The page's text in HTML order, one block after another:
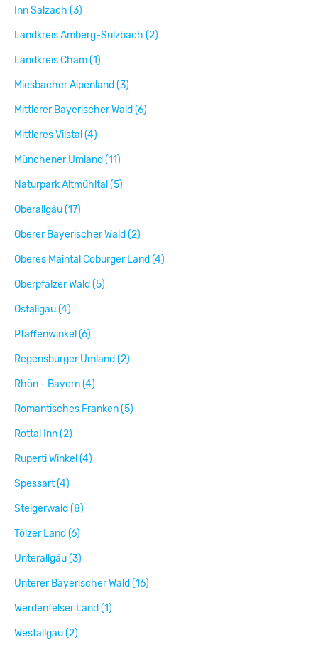
Inn Salzach (3)
Landkreis Amberg-Sulzbach (2)
Landkreis Cham (1)
Miesbacher Alpenland (3)
Mittlerer Bayerischer Wald (6)
Mittleres Vilstal (4)
Münchener Umland (11)
Naturpark Altmühltal (5)
Oberallgäu (17)
Oberer Bayerischer Wald (2)
Oberes Maintal Coburger Land (4)
Oberpfälzer Wald (5)
Ostallgäu (4)
Pfaffenwinkel (6)
Regensburger Umland (2)
Rhön - Bayern (4)
Romantisches Franken (5)
Rottal Inn (2)
Ruperti Winkel (4)
Spessart (4)
Steigerwald (8)
Tölzer Land (6)
Unterallgäu (3)
Unterer Bayerischer Wald (16)
Werdenfelser Land (1)
Westallgäu (2)